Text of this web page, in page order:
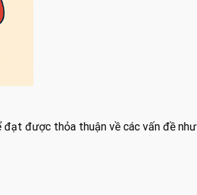
đạt được thỏa thuận về các vấn đề như